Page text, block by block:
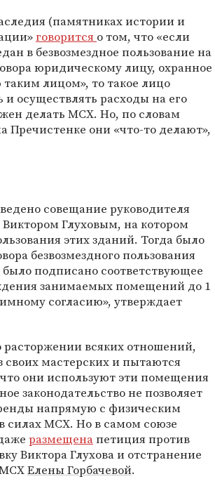
(памятниках истории и
говорится о том, что «если
в безвозмездное пользование на
юридическому лицу, охранное
лицом», то такое лицо
и осуществлять расходы на его
делать МСХ. Но, по словам
они «что-то делают»,
совещание руководителя
Глуховым, на котором
этих зданий. Тогда было
безвозмездного пользования
подписано соответствующее
занимаемых помещений до 1
согласию», утверждает
всяких отношений,
мастерских и пытаются
они используют эти помещения
законодательство не позволяет
напрямую с физическим
силах МСХ. Но в самом союзе
размещенапетиция против
Виктора Глухова и отстранение
Елены Горбачевой.